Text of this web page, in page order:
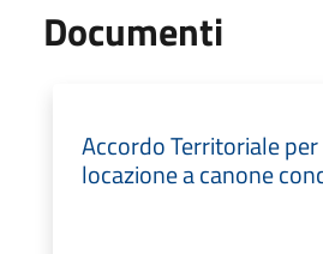
Documenti
Accordo Territoriale
locazione a canone